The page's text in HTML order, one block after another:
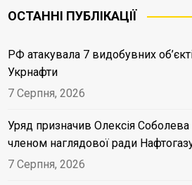
ОСТАННІ ПУБЛІКАЦІЇ
РФ атакувала 7 видобувних
Укрнафти
7 Серпня, 2026
Уряд призначив Олексія Соболева
членом наглядової ради
7 Серпня, 2026